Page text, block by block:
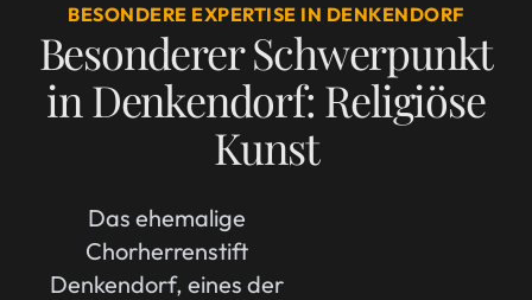
BESONDERE EXPERTISE IN DENKENDORF
Besonderer Schwerpunkt
in Denkendorf: Religiöse
Kunst
Das ehemalige
Chorherrenstift
Denkendorf, eines der